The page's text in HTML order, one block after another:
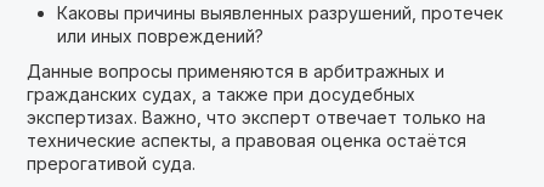
Каковы причины выявленных разрушений, протечек
или иных повреждений?
Данные вопросы применяются в арбитражных и
гражданских судах, а также при досудебных
экспертизах. Важно, что эксперт отвечает только на
технические аспекты, а правовая оценка остаётся
прерогативой суда.